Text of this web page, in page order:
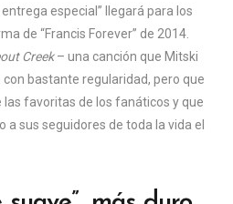
especial” llegará para los
de “Francis Forever” de 2014.
Creek– una canción que Mitski
con bastante regularidad, pero que
las favoritas de los fanáticos y que
a sus seguidores de toda la vida el